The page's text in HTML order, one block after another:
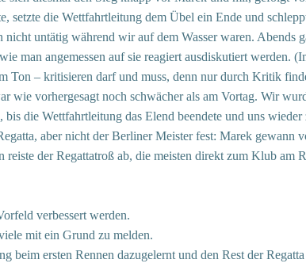
setzte die Wettfahrtleitung dem Übel ein Ende und
untätig während wir auf dem Wasser waren. Abends
man angemessen auf sie reagiert ausdiskutiert werden.
Ton – kritisieren darf und muss, denn nur durch Kritik
wie vorhergesagt noch schwächer als am Vortag. Wir
die Wettfahrtleitung das Elend beendete und uns
aber nicht der Berliner Meister fest: Marek gewann
reiste der Regattatroß ab, die meisten direkt zum Klub
verbessert werden.
mit ein Grund zu melden.
beim ersten Rennen dazugelernt und den Rest der